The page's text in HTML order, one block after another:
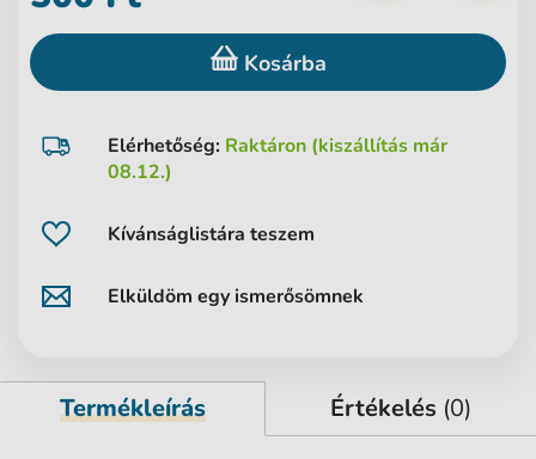
Kívánságlistára teszem
Elküldöm egy ismerősömnek
Elérhetőség: Raktáron (kiszállítás már
08.12.)
Kosárba
Termékleírás Értékelés (0)